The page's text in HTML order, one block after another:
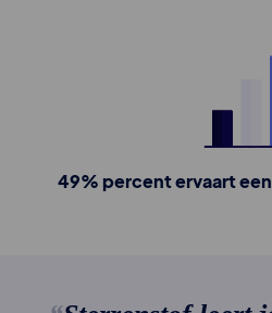
49% percent ervaart